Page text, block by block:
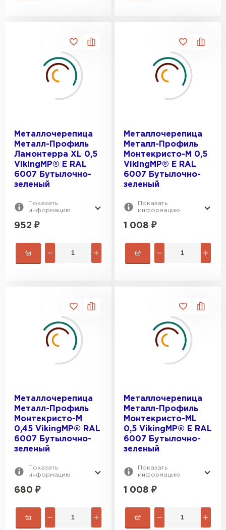
Металлочерепица
Металл-Профиль
Ламонтерра XL 0,5
VikingMP® E RAL
6007 Бутылочно-
зеленый
Показать
информацию
952 ₽
Металлочерепица
Металл-Профиль
Монтекристо-M 0,5
VikingMP® E RAL
6007 Бутылочно-
зеленый
Показать
информацию
1 008 ₽
Металлочерепица
Металл-Профиль
Монтекристо-M
0,45 VikingMP® RAL
6007 Бутылочно-
зеленый
Показать
информацию
680 ₽
Металлочерепица
Металл-Профиль
Монтекристо-ML
0,5 VikingMP® E RAL
6007 Бутылочно-
зеленый
Показать
информацию
1 008 ₽